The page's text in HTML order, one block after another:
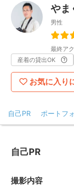
やま
男性
最終ア
産着の貸出OK
お気に入り
自己PR ポートフ
自己PR
撮影内容